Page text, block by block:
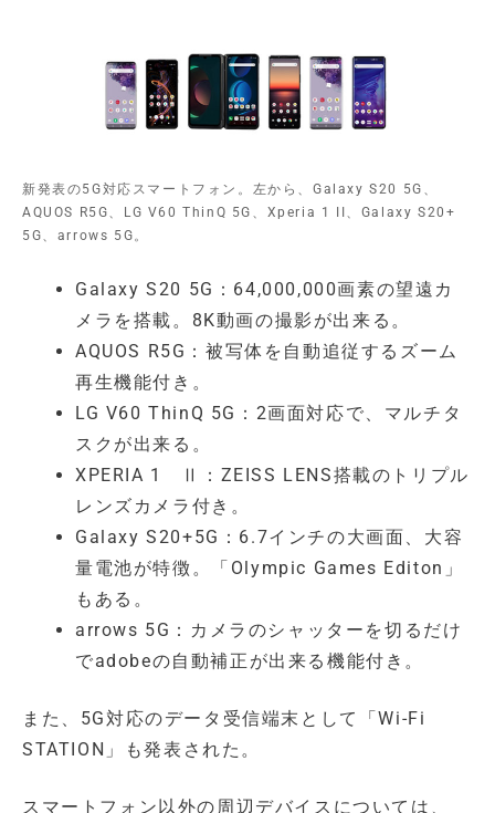
新発表の5G対応スマートフォン。左から、Galaxy S20 5G、
AQUOS R5G、LG V60 ThinQ 5G、Xperia 1 II、Galaxy S20+
5G、arrows 5G。
Galaxy S20 5G：64,000,000画素の望遠カ
メラを搭載。8K動画の撮影が出来る。
AQUOS R5G：被写体を自動追従するズーム
再生機能付き。
LG V60 ThinQ 5G：2画面対応で、マルチタ
スクが出来る。
XPERIA 1 Ⅱ：ZEISS LENS搭載のトリプル
レンズカメラ付き。
Galaxy S20+5G：6.7インチの大画面、大容
量電池が特徴。「Olympic Games Editon」
もある。
arrows 5G：カメラのシャッターを切るだけ
でadobeの自動補正が出来る機能付き。
また、5G対応のデータ受信端末として「Wi-Fi
STATION」も発表された。
スマートフォン以外の周辺デバイスについては、